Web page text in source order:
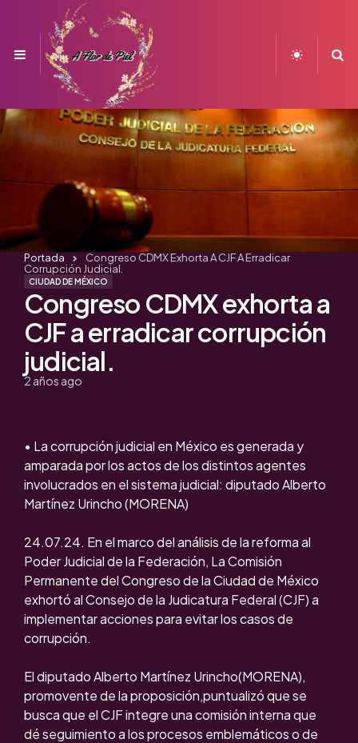
Menu
CIUDAD DE MÉXICO
Congreso CDMX exhorta a
CJF a erradicar corrupción
judicial.
2 años ago
Portada
Congreso CDMX Exhorta A CJF A Erradicar
Corrupción Judicial.
• La corrupción judicial en México es generada y
amparada por los actos de los distintos agentes
involucrados en el sistema judicial: diputado Alberto
Martínez Urincho (MORENA)
24.07.24. En el marco del análisis de la reforma al
Poder Judicial de la Federación, La Comisión
Permanente del Congreso de la Ciudad de México
exhortó al Consejo de la Judicatura Federal (CJF) a
implementar acciones para evitar los casos de
corrupción.
El diputado Alberto Martínez Urincho(MORENA),
promovente de la proposición,puntualizó que se
busca que el CJF integre una comisión interna que
dé seguimiento a los procesos emblemáticos o de